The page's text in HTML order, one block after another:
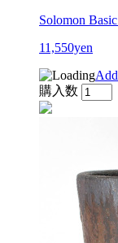
Solomon
11,550yen
購入数